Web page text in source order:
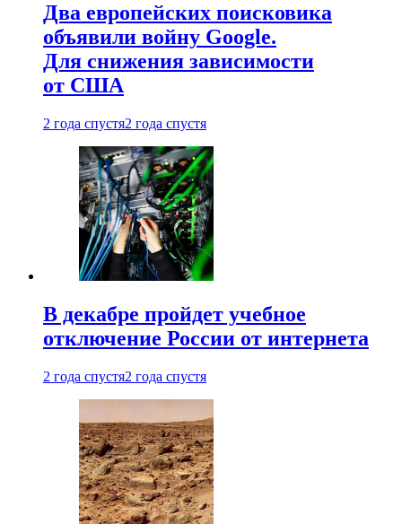
Два европейских поисковика
объявили войну Google.
Для снижения зависимости
от США
2 года спустя2 года спустя
В декабре пройдет учебное
отключение России от интернета
2 года спустя2 года спустя